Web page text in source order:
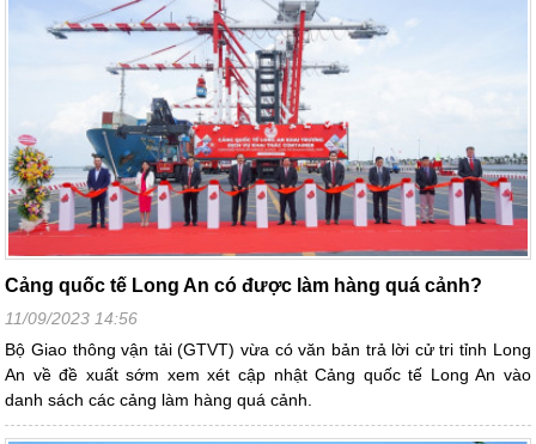
Cảng quốc tế Long An có được làm hàng quá cảnh?
11/09/2023 14:56
Bộ Giao thông vận tải (GTVT) vừa có văn bản trả lời cử tri tỉnh Long
An về đề xuất sớm xem xét cập nhật Cảng quốc tế Long An vào
danh sách các cảng làm hàng quá cảnh.